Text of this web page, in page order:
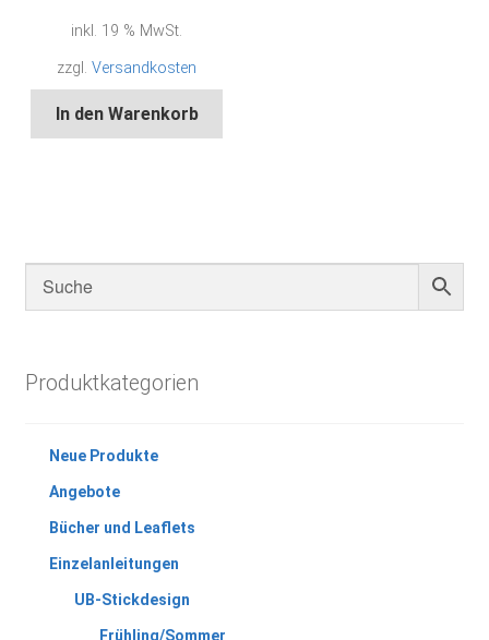
inkl. 19 % MwSt.
zzgl.Versandkosten
In den Warenkorb
Produktkategorien
Neue Produkte
Angebote
Bücher und Leaflets
Einzelanleitungen
UB-Stickdesign
Frühling/Sommer